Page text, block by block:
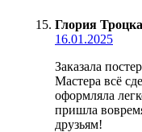
Глория
16.01.2025
Заказала
Мастера всё
оформляла
пришла
друзьям!